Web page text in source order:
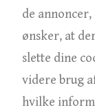
de annoncer,
ønsker, at
slette dine
videre brug
hvilke